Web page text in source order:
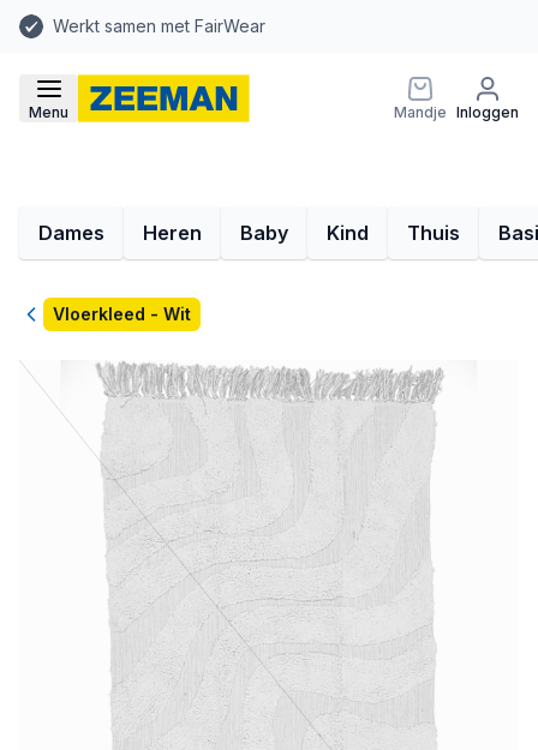
Werkt samen met FairWear
Menu Mandje Inloggen
Dames Heren Baby Kind Thuis
TerugVloerkleed - Wit